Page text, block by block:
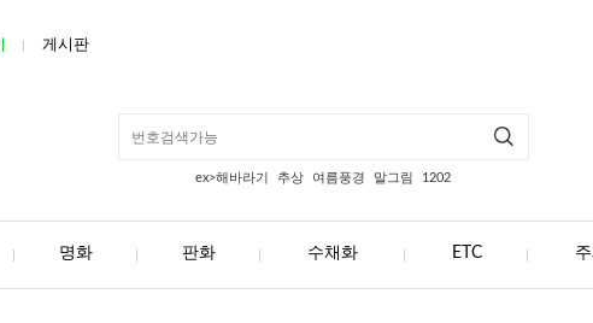
게시판
ex>해바라기 추상 여름풍경 말그림 1202
명화 판화 수채화 ETC